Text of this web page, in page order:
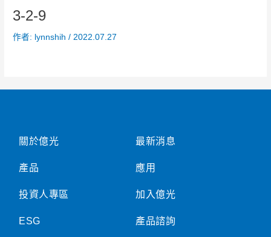
3-2-9
作者: lynnshih/ 2022.07.27
關於億光
產品
投資人專區
ESG
最新消息
應用
加入億光
產品諮詢